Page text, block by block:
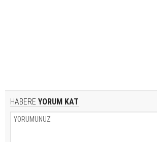
HABERE YORUM KAT